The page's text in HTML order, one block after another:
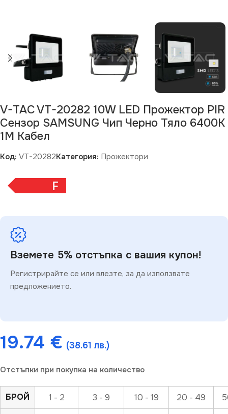
V-TAC VT-20282 10W LED Прожектор PIR
Сензор SAMSUNG Чип Черно Тяло 6400K
1М Кабел
Код: VT-20282Категория: Прожектори
F
Вземете 5% отстъпка с вашия купон!
Регистрирайте се или влезте, за да използвате
предложението.
19.74 € (38.61 лв.)
Отстъпки при покупка на количество
БРОЙ 1 - 2 3 - 9 10 - 19 20 - 49